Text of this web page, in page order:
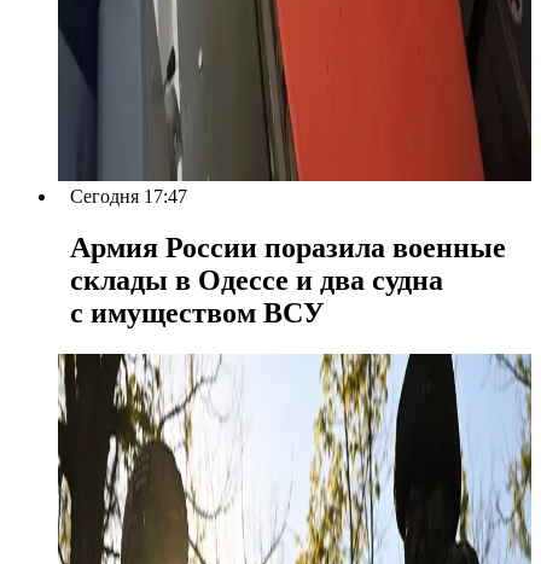
Сегодня 17:47
Армия России поразила военные
склады в Одессе и два судна
с имуществом ВСУ